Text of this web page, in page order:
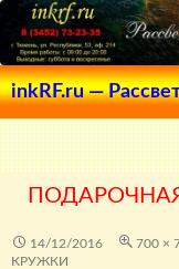
inkRF.ru —
Поиск
К
СОДЕРЖИМОМУ
14/12/2016 700 ×
КРУЖКИ